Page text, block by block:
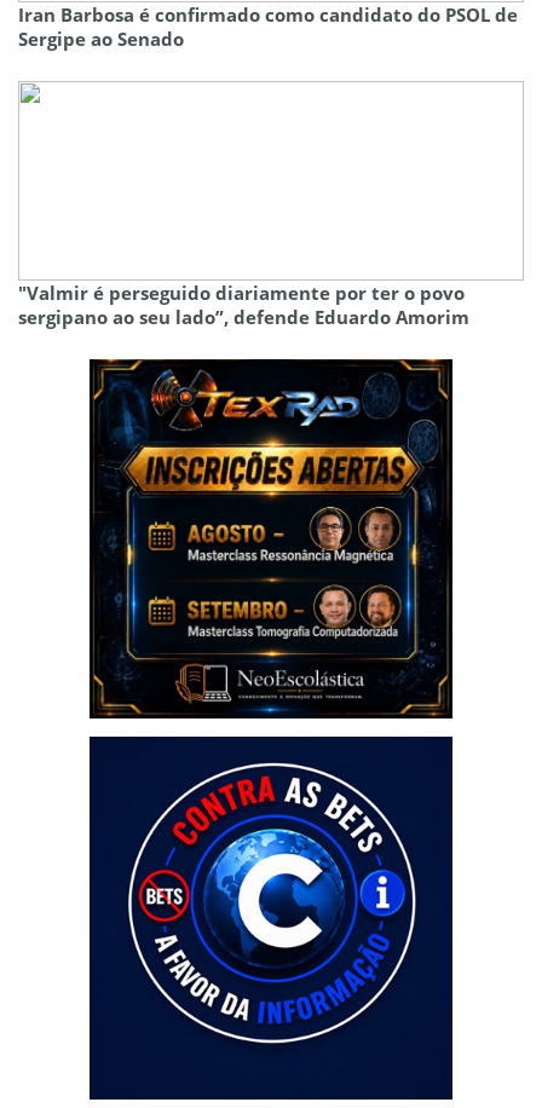
Iran Barbosa é confirmado como candidato do PSOL de
Sergipe ao Senado
"Valmir é perseguido diariamente por ter o povo
sergipano ao seu lado”, defende Eduardo Amorim